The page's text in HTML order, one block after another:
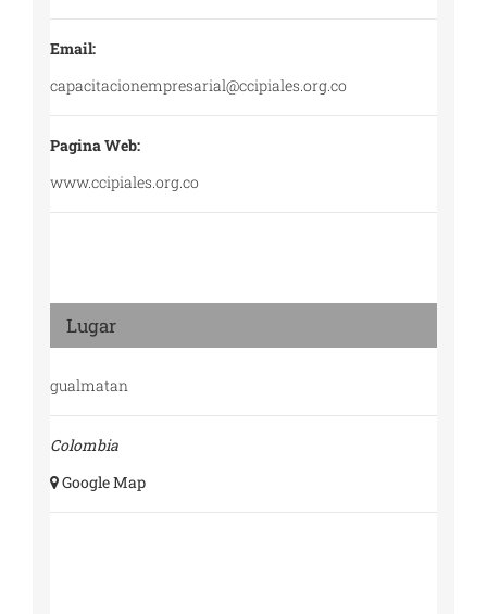
Email:
capacitacionempresarial@ccipiales.org.co
Pagina Web:
www.ccipiales.org.co
Lugar
gualmatan
Colombia
+ Google Map